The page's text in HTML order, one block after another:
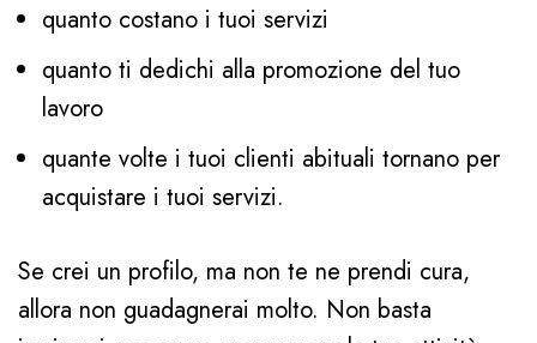
quanto costano i tuoi servizi
quanto ti dedichi alla promozione del tuo
lavoro
quante volte i tuoi clienti abituali tornano per
acquistare i tuoi servizi.
Se crei un profilo, ma non te ne prendi cura,
allora non guadagnerai molto. Non basta